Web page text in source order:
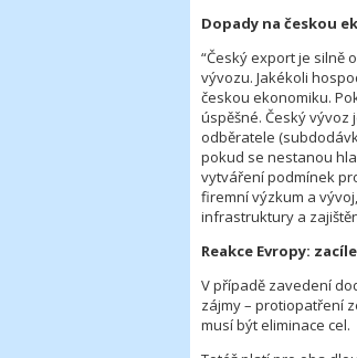
Dopady na českou
“Český export je silně
vývozu. Jakékoli
českou ekonomiku.
úspěšné. Český
odběratele
pokud se nestanou
vytváření podmínek
firemní výzkum a
infrastruktury a
Reakce Evropy:
V případě zavedení
zájmy – protiopatření
musí být eliminace cel.